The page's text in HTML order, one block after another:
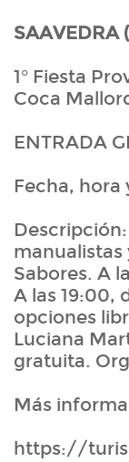
SAAVEDRA
1° Fiesta
Coca
ENTRADA
Fecha, hora
Sabores. A
A las 19:00,
opciones
Luciana
gratuita.
Más
https://